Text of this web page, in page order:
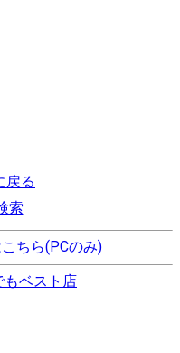
戻る
索
ちら(PCのみ)
もベスト店